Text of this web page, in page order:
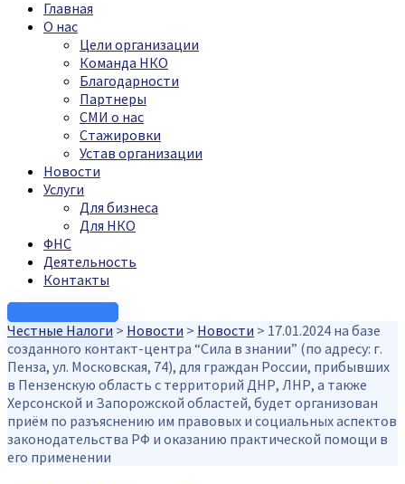
Главная
О нас
Цели организации
Команда НКО
Благодарности
Партнеры
СМИ о нас
Стажировки
Устав организации
Новости
Услуги
Для бизнеса
Для НКО
ФНС
Деятельность
Контакты
Честные Налоги > Новости > Новости > 17.01.2024 на базе
созданного контакт-центра “Сила в знании” (по адресу: г.
Пенза, ул. Московская, 74), для граждан России, прибывших
в Пензенскую область с территорий ДНР, ЛНР, а также
Херсонской и Запорожской областей, будет организован
приём по разъяснению им правовых и социальных аспектов
законодательства РФ и оказанию практической помощи в
его применении